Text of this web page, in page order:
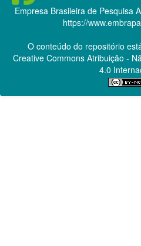
Empresa Brasileira de Pesquisa
https://
O conteúdo do repositório
Creative CommonsAtribuição -
4.0